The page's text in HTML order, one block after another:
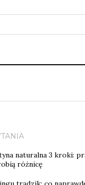
naturalna 3 kroki:
różnicę